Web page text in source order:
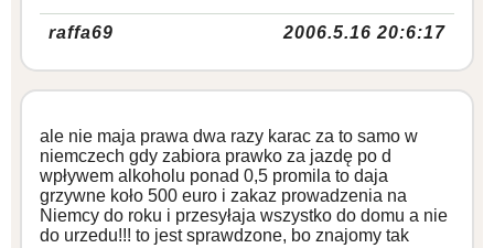
raffa69 2006.5.16 20:6:17
ale nie maja prawa dwa razy karac za to samo w
niemczech gdy zabiora prawko za jazdę po d
wpływem alkoholu ponad 0,5 promila to daja
grzywne koło 500 euro i zakaz prowadzenia na
Niemcy do roku i przesyłaja wszystko do domu a nie
do urzedu!!! to jest sprawdzone, bo znajomy tak